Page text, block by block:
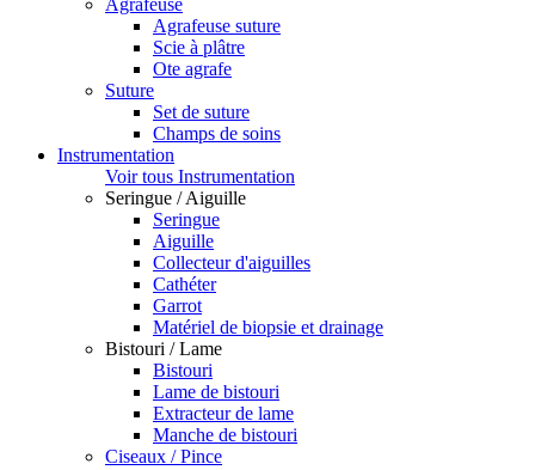
Agrafeuse
Agrafeuse suture
Scie à plâtre
Ote agrafe
Suture
Set de suture
Champs de soins
Instrumentation
Voir tous Instrumentation
Seringue / Aiguille
Seringue
Aiguille
Collecteur d'aiguilles
Cathéter
Garrot
Matériel de biopsie et drainage
Bistouri / Lame
Bistouri
Lame de bistouri
Extracteur de lame
Manche de bistouri
Ciseaux / Pince